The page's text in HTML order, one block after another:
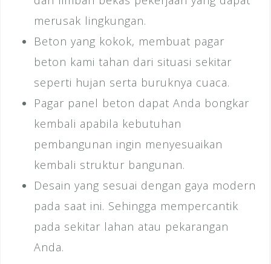
merusak lingkungan.
Beton yang kokok, membuat pagar
beton kami tahan dari situasi sekitar
seperti hujan serta buruknya cuaca.
Pagar panel beton dapat Anda bongkar
kembali apabila kebutuhan
pembangunan ingin menyesuaikan
kembali struktur bangunan.
Desain yang sesuai dengan gaya modern
pada saat ini. Sehingga mempercantik
pada sekitar lahan atau pekarangan
Anda.